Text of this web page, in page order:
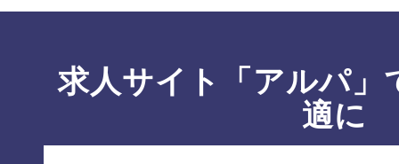
求人サイト「アルパ」
適に